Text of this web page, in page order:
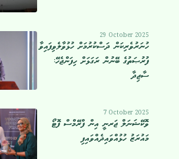
29 October 2025
ހުނަރުވެރިކަން ދަސްކުރުމަށް ހުޅުވާލެވިފައިވާ
ފުރުޞަތުގެ ބޭނުން ރަގަޅަށް ހިފަންޖެހޭ:
ސާޖިދާ
7 October 2025
ވޮކޭޝަނަލް ޖަރނީ އިން ފްރޭމްސް ފޮޓޯ
މައުރަޒު ހުޅުއްވައިދެއްވައިފި